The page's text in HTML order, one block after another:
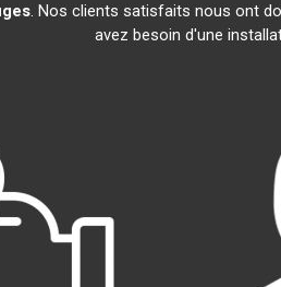
. Nos clients satisfaits nous ont
avez besoin d'une